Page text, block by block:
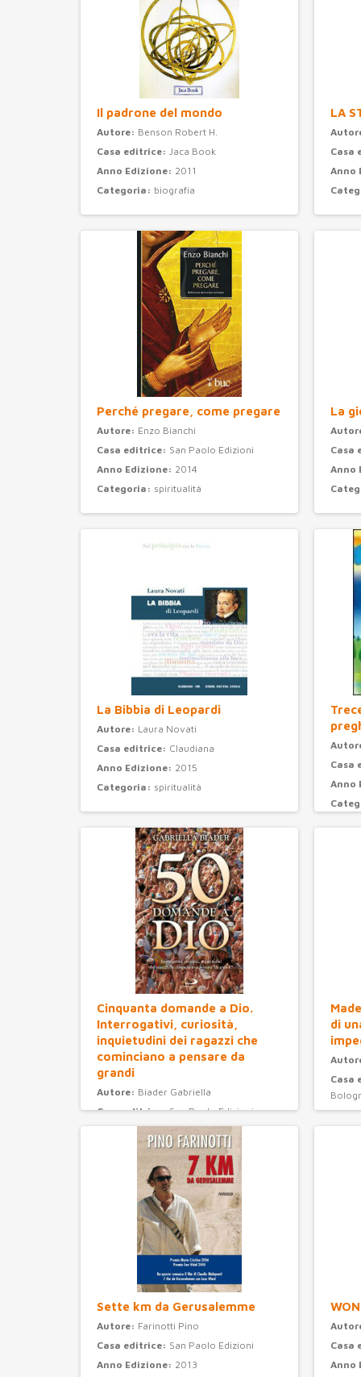
Il padrone del mondo
Autore: Benson Robert H.
Casa editrice: Jaca Book
Anno Edizione: 2011
Categoria: biografia
LA
Casa
Anno
Perché pregare, come pregare
Autore: Enzo Bianchi
Casa editrice: San Paolo Edizioni
Anno Edizione: 2014
Categoria: spiritualità
La
Casa
Anno
La Bibbia di Leopardi
Autore: Laura Novati
Casa editrice: Claudiana
Anno Edizione: 2015
Categoria: spiritualità
Casa
Anno
Cinquanta domande a Dio.
Interrogativi, curiosità,
inquietudini dei ragazzi che
cominciano a pensare da
grandi
Autore: Biader Gabriella
Casa editrice:San Paolo Edizioni
Categoria: ragazzi
di
Casa
Anno
Sette km da Gerusalemme
Autore: Farinotti Pino
Casa editrice: San Paolo Edizioni
Anno Edizione: 2013
Casa
Anno